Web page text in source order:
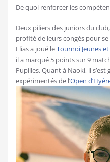
De quoi renforcer les
Deux piliers des juniors du
profité de leurs congés pour
Elias a joué leTournoi Jeunes
il a marqué 5 points sur 9
Pupilles. Quant à Naoki, il
expérimentés de l’Open